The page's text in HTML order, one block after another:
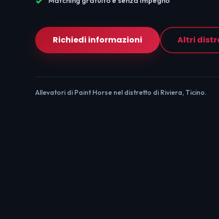
Richiedi informazioni Altri
Allevatori di Paint Horse nel distretto di Riviera, Ticino.